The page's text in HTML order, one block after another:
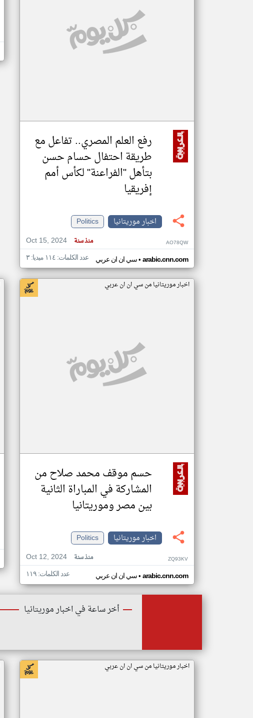
رفع العلم المصري.. تفاعل مع
طريقة احتفال حسام حسن
بتأهل "الفراعنة" لكأس أمم
إفريقيا
اخبار موريتانيا
Politics
Oct 15, 2024
منذ سنة AO78QW
سي ان ان عربي• arabic.cnn.com عدد الكلمات: ١١٤ ميديا: ٣
اخبار موريتانيا من سي ان ان عربي
حسم موقف محمد صلاح من
المشاركة في المباراة الثانية
بين مصر وموريتانيا
اخبار موريتانيا
Politics
Oct 12, 2024
منذ سنة ZQ93KV
سي ان ان عربي• arabic.cnn.com عدد الكلمات: ١١٩
أخر ساعة في اخبار موريتانيا
اخبار موريتانيا من سي ان ان عربي